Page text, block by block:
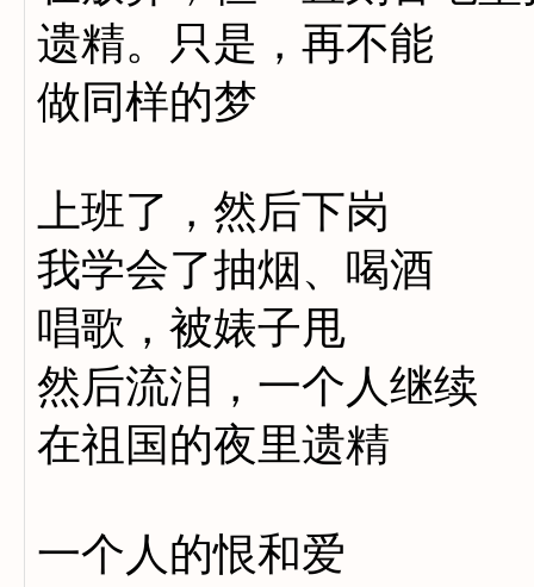
遗精。只是，再不能
做同样的梦
上班了，然后下岗
我学会了抽烟、喝酒
唱歌，被婊子甩
然后流泪，一个人继续
在祖国的夜里遗精
一个人的恨和爱